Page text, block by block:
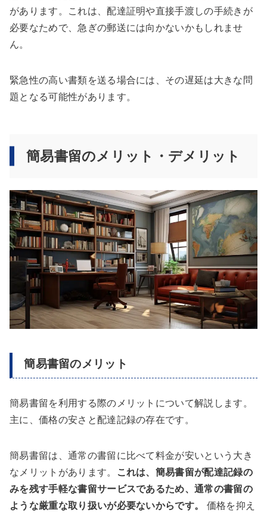
があります。これは、配達証明や直接手渡しの手続きが
必要なためで、急ぎの郵送には向かないかもしれませ
ん。
緊急性の高い書類を送る場合には、その遅延は大きな問
題となる可能性があります。
簡易書留のメリット・デメリット
簡易書留のメリット
簡易書留を利用する際のメリットについて解説します。
主に、価格の安さと配達記録の存在です。
簡易書留は、通常の書留に比べて料金が安いという大き
なメリットがあります。
これは、簡易書留が配達記録の
みを残す手軽な書留サービスであるため、通常の書留の
ような厳重な取り扱いが必要ないからです。
価格を抑え